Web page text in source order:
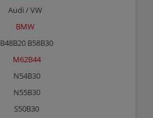
Audi / VW
BMW
B48B20 B58B30
M62B44
N54B30
N55B30
S50B30